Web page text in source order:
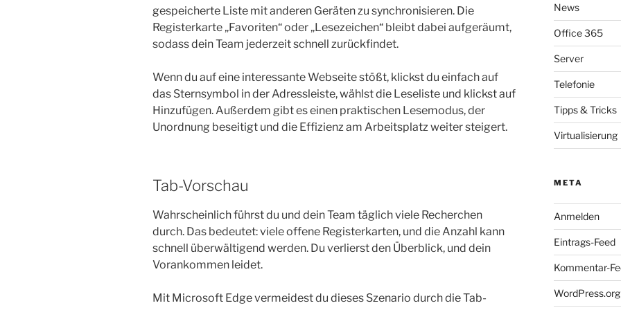
gespeicherte Liste mit anderen Geräten zu synchronisieren. Die
Registerkarte „Favoriten“ oder „Lesezeichen“ bleibt dabei aufgeräumt,
sodass dein Team jederzeit schnell zurückfindet.
Wenn du auf eine interessante Webseite stößt, klickst du einfach auf
das Sternsymbol in der Adressleiste, wählst die Leseliste und klickst auf
Hinzufügen. Außerdem gibt es einen praktischen Lesemodus, der
Unordnung beseitigt und die Effizienz am Arbeitsplatz weiter steigert.
Tab-Vorschau
Wahrscheinlich führst du und dein Team täglich viele Recherchen
durch. Das bedeutet: viele offene Registerkarten, und die Anzahl kann
schnell überwältigend werden. Du verlierst den Überblick, und dein
Vorankommen leidet.
Mit Microsoft Edge vermeidest du dieses Szenario durch die Tab-
News
Office 365
Server
Telefonie
Tipps & Tricks
Virtualisierung
META
Anmelden
Eintrags-Feed
Kommentar-
WordPress.org